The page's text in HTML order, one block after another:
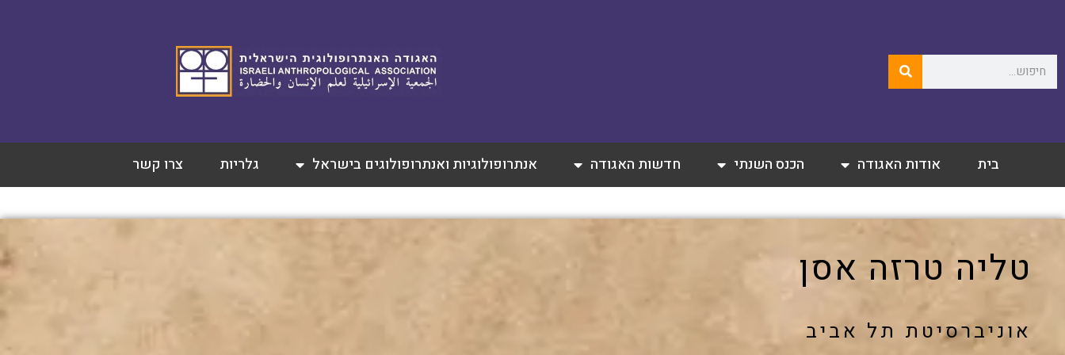
בית אודות האגודה הכנס השנתי חדשות האגודה אנתרופולוגיות ואנתרופולוגים בישראל גלריות צרו קשר
טליה טרזה אסן
אוניברסיטת תל אביב